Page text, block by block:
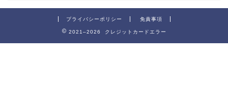
プライバシーポリシー 免責事項
2021–2026 クレジットカードエラー